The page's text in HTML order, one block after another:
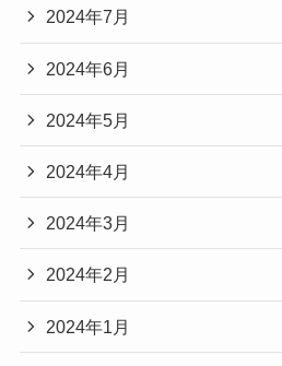
2024年7月
2024年6月
2024年5月
2024年4月
2024年3月
2024年2月
2024年1月